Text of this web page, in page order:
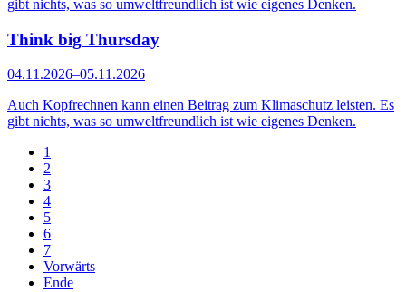
gibt nichts, was so umweltfreundlich ist wie eigenes Denken.
Think big Thursday
04.11.2026–05.11.2026
Auch Kopfrechnen kann einen Beitrag zum Klimaschutz leisten. Es
gibt nichts, was so umweltfreundlich ist wie eigenes Denken.
1
2
3
4
5
6
7
Vorwärts
Ende